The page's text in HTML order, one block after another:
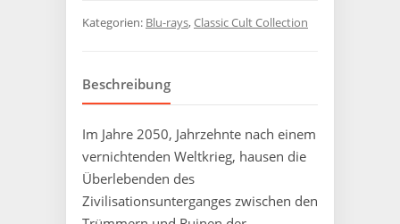
Kategorien: Blu-rays,Classic Cult Collection
Beschreibung
Im Jahre 2050, Jahrzehnte nach einem
vernichtenden Weltkrieg, hausen die
Überlebenden des
Zivilisationsunterganges zwischen den